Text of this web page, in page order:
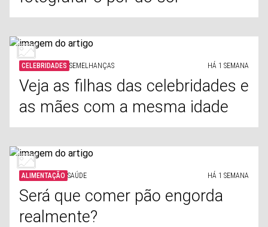
CELEBRIDADES SEMELHANÇAS HÁ 1 SEMANA
Veja as filhas das celebridades e
as mães com a mesma idade
ALIMENTAÇÃO SAÚDE HÁ 1 SEMANA
Será que comer pão engorda
realmente?